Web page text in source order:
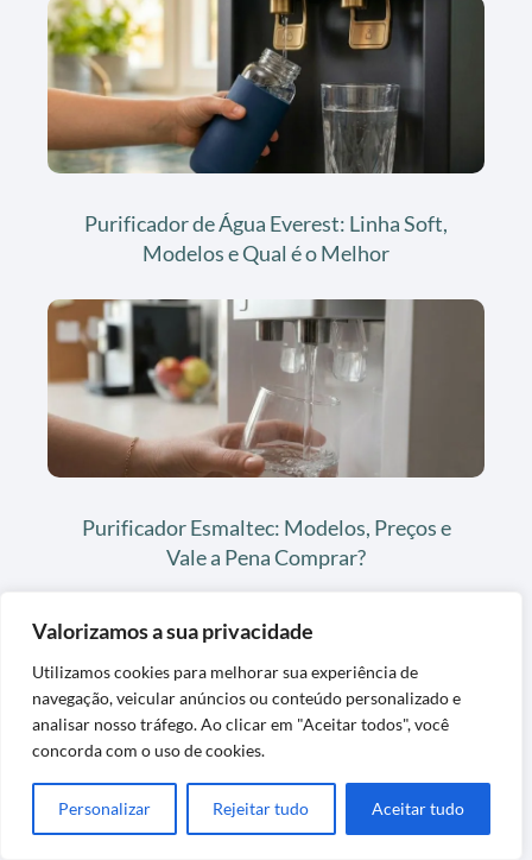
Valorizamos a sua privacidade
Utilizamos cookies para melhorar sua experiência de
navegação, veicular anúncios ou conteúdo personalizado e
analisar nosso tráfego. Ao clicar em "Aceitar todos", você
concorda com o uso de cookies.
Personalizar Rejeitar tudo Aceitar tudo
Purificador de Água Everest: Linha Soft,
Modelos e Qual é o Melhor
Purificador Esmaltec: Modelos, Preços e
Vale a Pena Comprar?
Purificador de água Soft Slim: O Modelo